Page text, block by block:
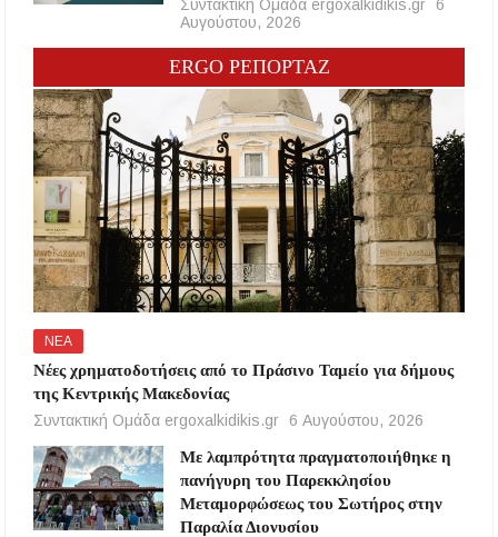
Συντακτική Ομάδα ergoxalkidikis.gr
6
Αυγούστου, 2026
ERGO ΡΕΠΟΡΤΑΖ
ΝΕΑ
Νέες χρηματοδοτήσεις από το Πράσινο Ταμείο για δήμους
της Κεντρικής Μακεδονίας
Συντακτική Ομάδα ergoxalkidikis.gr
6 Αυγούστου, 2026
Με λαμπρότητα πραγματοποιήθηκε η
πανήγυρη του Παρεκκλησίου
Μεταμορφώσεως του Σωτήρος στην
Παραλία Διονυσίου